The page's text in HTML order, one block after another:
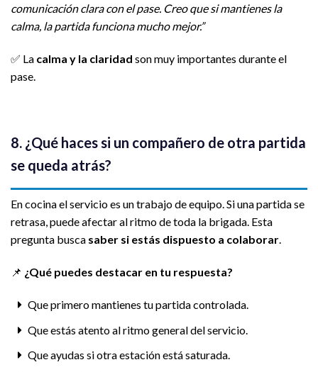
comunicación clara con el pase. Creo que si mantienes la
calma, la partida funciona mucho mejor.”
✅ La calma y la claridad son muy importantes durante el
pase.
8. ¿Qué haces si un compañero de otra partida
se queda atrás?
En cocina el servicio es un trabajo de equipo. Si una partida se
retrasa, puede afectar al ritmo de toda la brigada. Esta
pregunta busca saber si estás dispuesto a colaborar.
📌 ¿Qué puedes destacar en tu respuesta?
Que primero mantienes tu partida controlada.
Que estás atento al ritmo general del servicio.
Que ayudas si otra estación está saturada.